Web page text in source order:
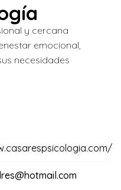
y cercana
emocional,
necesidades